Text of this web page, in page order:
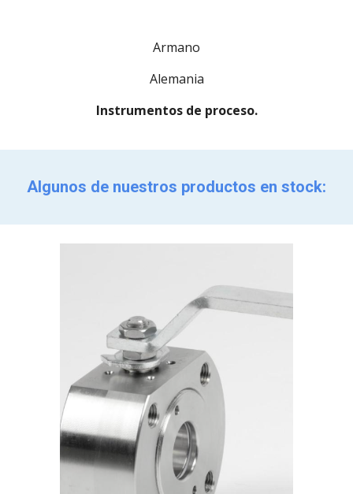
Armano
Alemania
Instrumentos de proceso.
Algunos de nuestros productos en stock: